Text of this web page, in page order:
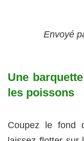
Envoyé
Une
les poissons
Coupez le fond